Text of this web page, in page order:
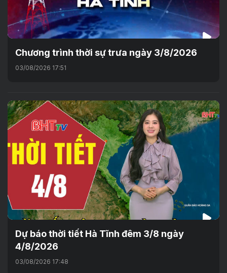
Chương trình thời sự trưa ngày 3/8/2026
03/08/2026 17:51
Dự báo thời tiết Hà Tĩnh đêm 3/8 ngày
4/8/2026
03/08/2026 17:48